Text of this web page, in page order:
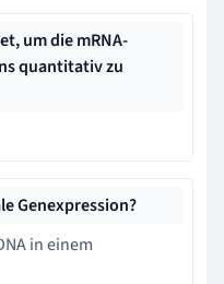
um die mRNA-
quantitativ zu
Genexpression?
in einem